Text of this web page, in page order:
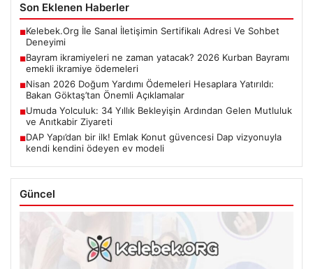
Son Eklenen Haberler
■Kelebek.Org İle Sanal İletişimin Sertifikalı Adresi Ve Sohbet
Deneyimi
■Bayram ikramiyeleri ne zaman yatacak? 2026 Kurban Bayramı
emekli ikramiye ödemeleri
■Nisan 2026 Doğum Yardımı Ödemeleri Hesaplara Yatırıldı:
Bakan Göktaş’tan Önemli Açıklamalar
■Umuda Yolculuk: 34 Yıllık Bekleyişin Ardından Gelen Mutluluk
ve Anıtkabir Ziyareti
■DAP Yapı’dan bir ilk! Emlak Konut güvencesi Dap vizyonuyla
kendi kendini ödeyen ev modeli
Güncel